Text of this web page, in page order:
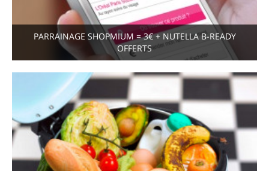
PARRAINAGE SHOPMIUM = 3€ + NUTELLA B-READY
OFFERTS